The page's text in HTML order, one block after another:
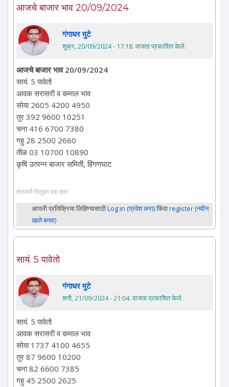
आजचे बाजार भाव 20/09/2024
गंगाधर मुटे
शुक्र, 20/09/2024 - 17:18. वाजता प्रकाशित केले.
आजचे बाजार भाव 20/09/2024
सायं. 5 पावेतो
आवक सरासरी व कमाल भाव
सोया 2605 4200 4950
तुर 392 9600 10251
चना 416 6700 7380
गहु 28 2500 2660
तीळ 03 10700 10890
कृषि उत्पन्न बाजार समिती, हिंगणघाट
शेतकरी तितुका एक एक!
आपली प्रतिक्रिया लिहिण्यासाठीLog in (प्रवेश करा)किंवाregister (नवीन
खाते बनवा)
सायं. 5 पावेतो
गंगाधर मुटे
शनी, 21/09/2024 - 21:04. वाजता प्रकाशित केले.
सायं. 5 पावेतो
आवक सरासरी व कमाल भाव
सोया 1737 4100 4655
तुर 87 9600 10200
चना 82 6600 7385
गहु 45 2500 2625